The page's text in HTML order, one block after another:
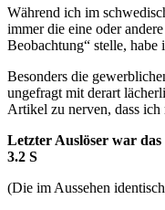
Während ich im
immer die eine oder
Beobachtung“ stelle,
Besonders die
ungefragt mit derart
Artikel zu nerven, dass ich
Letzter Auslöser war
3.2 S
(Die im Aussehen